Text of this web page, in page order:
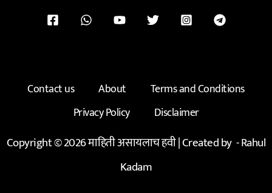
Contact us About
Terms and Conditions
Privacy Policy
Disclaimer
Copyright © 2026 माहिती असायलाच हवी | Created by -Rahul
Kadam